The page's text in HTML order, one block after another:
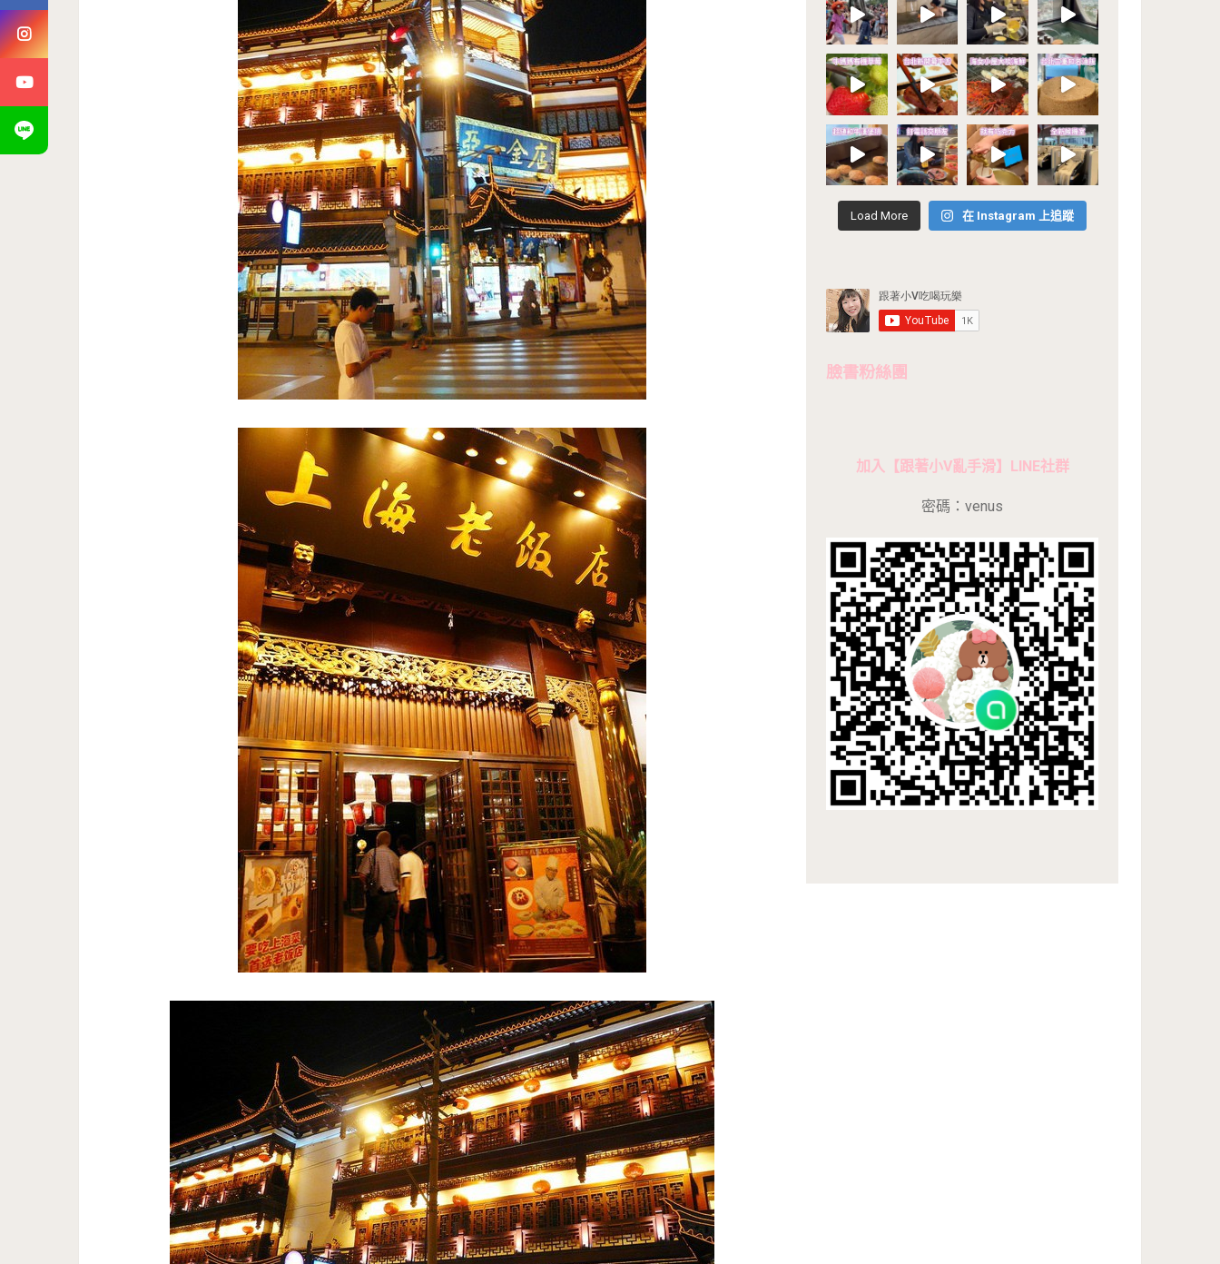
Load More 在 Instagram 上追蹤
臉書粉絲團
加入【跟著小V亂手滑】LINE社群
密碼：venus